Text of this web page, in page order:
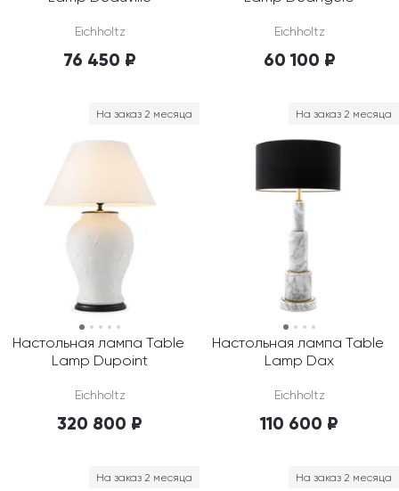
Eichholtz
76 450 ₽
Eichholtz
60 100 ₽
Настольная лампа Table
Lamp Dupoint
Eichholtz
320 800 ₽
На заказ 2 месяца
Настольная лампа Table
Lamp Dax
Eichholtz
110 600 ₽
На заказ 2 месяца
На заказ 2 месяца На заказ 2 месяца